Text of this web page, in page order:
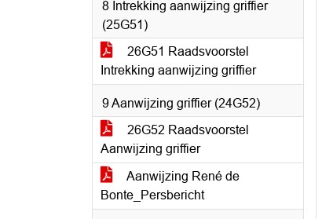
8 Intrekking aanwijzing griffier
(25G51)
26G51 Raadsvoorstel
Intrekking aanwijzing griffier
9 Aanwijzing griffier (24G52)
26G52 Raadsvoorstel
Aanwijzing griffier
Aanwijzing René de
Bonte_Persbericht